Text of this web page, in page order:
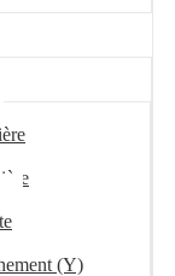
(Y)